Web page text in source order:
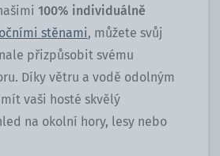
100% individuálně
stěnami, můžete svůj
přizpůsobit svému
Díky větru a vodě odolným
vaši hosté skvělý
na okolní hory, lesy nebo